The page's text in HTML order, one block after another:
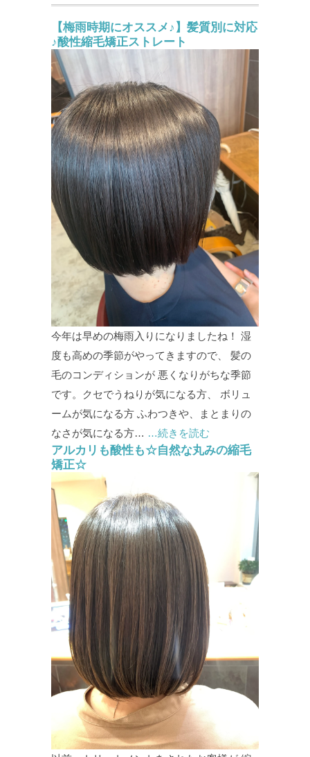
【梅雨時期にオススメ♪】髪質別に対応
♪酸性縮毛矯正ストレート
今年は早めの梅雨入りになりましたね！ 湿
度も高めの季節がやってきますので、 髪の
毛のコンディションが 悪くなりがちな季節
です。クセでうねりが気になる方、 ボリュ
ームが気になる方 ふわつきや、まとまりの
なさが気になる方… …続きを読む
アルカリも酸性も☆自然な丸みの縮毛
矯正☆